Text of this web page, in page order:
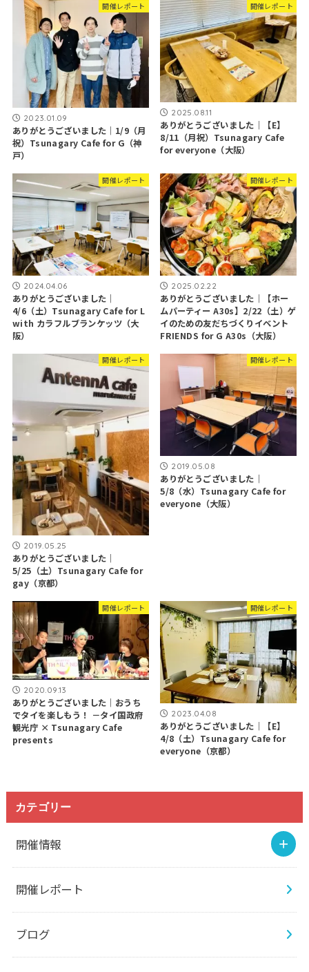
開催レポート
2023.01.09
ありがとうございました｜1/9（月
祝）Tsunagary Cafe for G（神
戸）
開催レポート
2025.08.11
ありがとうございました｜【E】
8/11（月祝）Tsunagary Cafe
for everyone（大阪）
開催レポート
2024.04.06
ありがとうございました｜
4/6（土）Tsunagary Cafe for L
with カラフルブランケッツ（大
阪）
開催レポート
2025.02.22
ありがとうございました｜【ホー
ムパーティー A30s】2/22（土）ゲ
イのための友だちづくりイベント
FRIENDS for G A30s（大阪）
開催レポート
2019.05.25
ありがとうございました｜
5/25（土）Tsunagary Cafe for
gay（京都）
開催レポート
2019.05.08
ありがとうございました｜
5/8（水）Tsunagary Cafe for
everyone（大阪）
開催レポート
2020.09.13
ありがとうございました｜おうち
でタイを楽しもう！ －タイ国政府
観光庁 × Tsunagary Cafe
presents
開催レポート
2023.04.08
ありがとうございました｜【E】
4/8（土）Tsunagary Cafe for
everyone（京都）
カテゴリー
開催情報
開催レポート
ブログ